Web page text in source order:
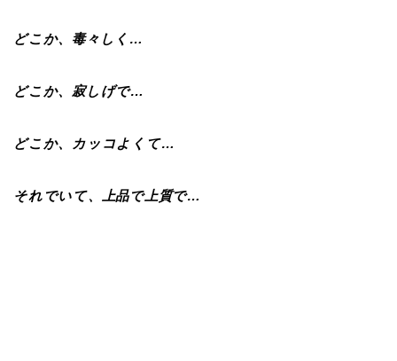
どこか、毒々しく…
どこか、寂しげで…
どこか、カッコよくて…
それでいて、上品で上質で…